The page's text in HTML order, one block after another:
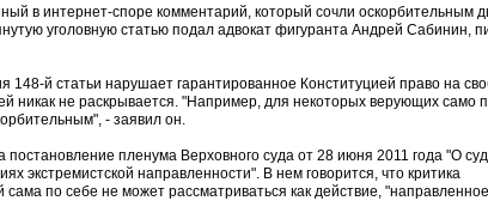
в интернет-споре комментарий, который сочли оскорбительным
уголовную статью подал адвокат фигуранта Андрей Сабинин,
й статьи нарушает гарантированное Конституцией право на
никак не раскрывается. "Например, для некоторых верующих само
- заявил он.
пленума Верховного суда от 28 июня 2011 года "О
экстремистской направленности". В нем говорится, что критика
сама по себе не может рассматриваться как действие,